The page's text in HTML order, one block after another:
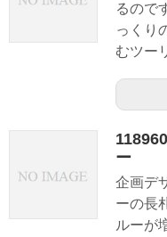
るので
っくり
むツー
ー
企画デ
ーの長
ルーが